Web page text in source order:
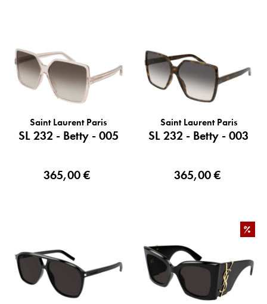
Saint Laurent Paris
SL 232 - Betty - 005
365,00 €
Saint Laurent Paris
SL 232 - Betty - 003
365,00 €
%